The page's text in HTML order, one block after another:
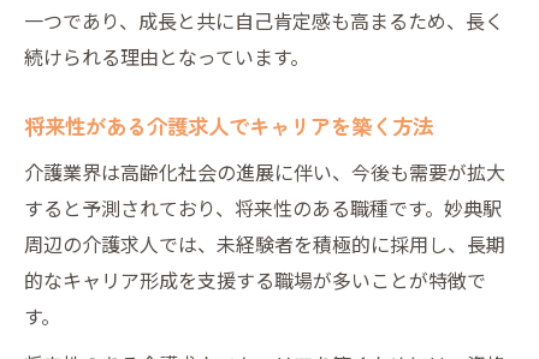
一つであり、成長と共に自己肯定感も高まるため、長く
続けられる理由となっています。
将来性がある介護求人でキャリアを築く方法
介護業界は高齢化社会の進展に伴い、今後も需要が拡大
すると予測されており、将来性のある職種です。妙典駅
周辺の介護求人では、未経験者を積極的に採用し、長期
的なキャリア形成を支援する職場が多いことが特徴で
す。